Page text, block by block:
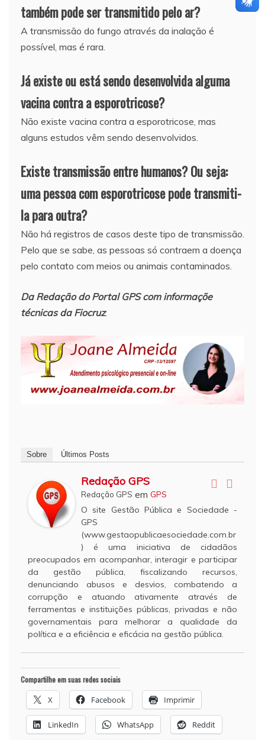
também pode ser transmitido pelo ar?
A transmissão do fungo através da inalação é
possível, mas é rara.
Já existe ou está sendo desenvolvida alguma
vacina contra a esporotricose?
Não existe vacina contra a esporotricose, mas
alguns estudos vêm sendo desenvolvidos.
Existe transmissão entre humanos? Ou seja:
uma pessoa com esporotricose pode transmiti-
la para outra?
Não há registros de casos deste tipo de transmissão.
Pelo que se sabe, as pessoas só contraem a doença
pelo contato com meios ou animais contaminados.
Da Redação do Portal GPS com informaçõe
técnicas da Fiocruz.
Sobre Últimos Posts
Redação GPS
Redação GPS em GPS
O site Gestão Pública e Sociedade -
GPS
(www.gestaopublicaesociedade.com.br
) é uma iniciativa de cidadãos
preocupados em acompanhar, interagir e participar
da gestão pública, fiscalizando recursos,
denunciando abusos e desvios, combatendo a
corrupção e atuando ativamente através de
ferramentas e instituições públicas, privadas e não
governamentais para melhorar a qualidade da
política e a eficiência e eficácia na gestão pública.
Compartilhe em suas redes sociais
X Facebook Imprimir
LinkedIn WhatsApp Reddit